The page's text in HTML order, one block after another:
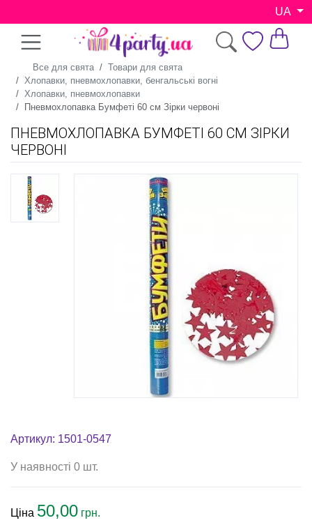
UA
Все для свята
Товари для свята
Хлопавки, пневмохлопавки, бенгальські вогні
Хлопавки, пневмохлопавки
Пневмохлопавка Бумфеті 60 см Зірки червоні
ПНЕВМОХЛОПАВКА БУМФЕТІ 60 СМ ЗІРКИ
ЧЕРВОНІ
Артикул: 1501-0547
У наявності 0 шт.
Ціна 50,00 грн.